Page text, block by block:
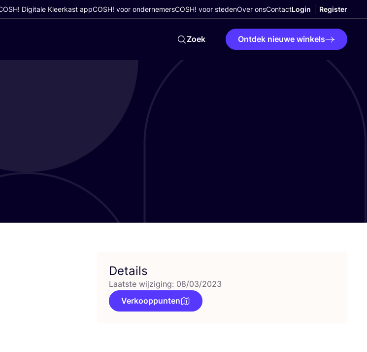
Digitale Kleerkast appCOSH! voor ondernemersCOSH! voor stedenOver onsContactLogin Register
Zoek Ontdek nieuwe winkels
Details
Laatste wijziging: 08/03/2023
Verkooppunten